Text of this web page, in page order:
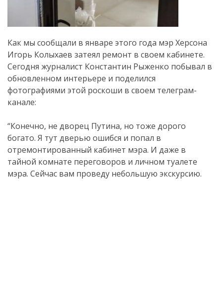
Как мы сообщали в январе этого года мэр Херсона
Игорь Колыхаев затеял ремонт в своем кабинете.
Сегодня журналист Константин Рыженко побывал в
обновленном интерьере и поделился
фотографиями этой роскоши в своем телеграм-
канале:
“Конечно, не дворец Путина, но тоже дорого
богато. Я тут дверью ошибся и попал в
отремонтированный кабинет мэра. И даже в
тайной комнате переговоров и личном туалете
мэра. Сейчас вам проведу небольшую экскурсию.